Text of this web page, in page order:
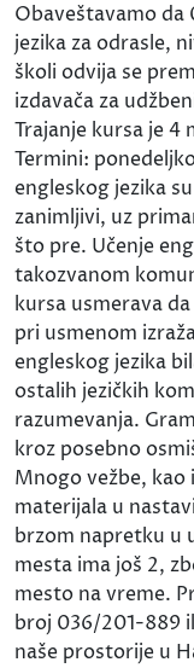
Obaveštavamo da
jezika za odrasle,
školi odvija se
izdavača za
Trajanje kursa je 4
Termini:
engleskog jezika
zanimljivi, uz
što pre. Učenje
takozvanom
kursa usmerava
pri usmenom
engleskog jezika
ostalih jezičkih
razumevanja.
kroz posebno
Mnogo vežbe,
materijala u
brzom napretku u
mesta ima još 2,
mesto na vreme.
broj 036/201-889
naše prostorije u